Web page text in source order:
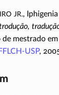
Jr.,
de mestrado
FFLCH-USP,